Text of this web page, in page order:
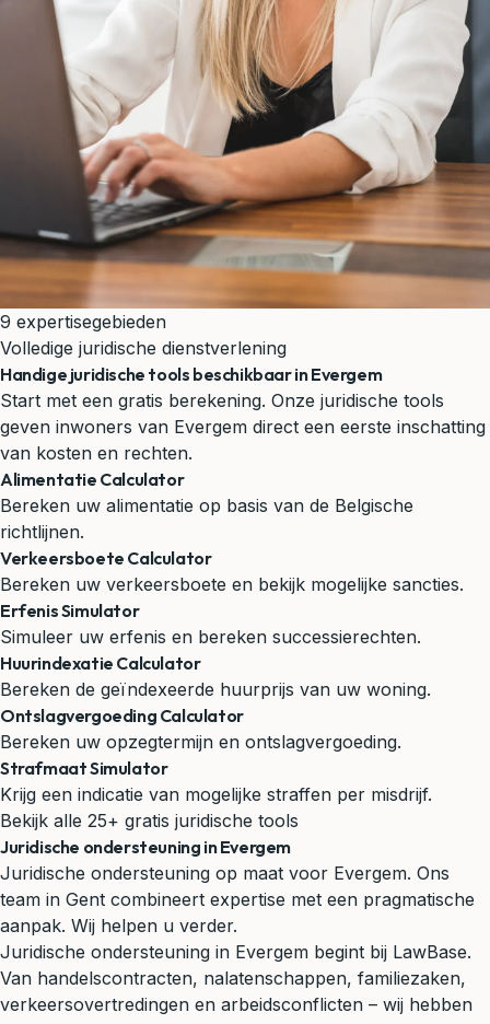
9 expertisegebieden
Volledige juridische dienstverlening
Handige juridische tools beschikbaar in Evergem
Start met een gratis berekening. Onze juridische tools
geven inwoners van Evergem direct een eerste inschatting
van kosten en rechten.
Alimentatie Calculator
Bereken uw alimentatie op basis van de Belgische
richtlijnen.
Verkeersboete Calculator
Bereken uw verkeersboete en bekijk mogelijke sancties.
Erfenis Simulator
Simuleer uw erfenis en bereken successierechten.
Huurindexatie Calculator
Bereken de geïndexeerde huurprijs van uw woning.
Ontslagvergoeding Calculator
Bereken uw opzegtermijn en ontslagvergoeding.
Strafmaat Simulator
Krijg een indicatie van mogelijke straffen per misdrijf.
Bekijk alle 25+ gratis juridische tools
Juridische ondersteuning in Evergem
Juridische ondersteuning op maat voor Evergem. Ons
team in Gent combineert expertise met een pragmatische
aanpak. Wij helpen u verder.
Juridische ondersteuning in Evergem begint bij LawBase.
Van handelscontracten, nalatenschappen, familiezaken,
verkeersovertredingen en arbeidsconflicten – wij hebben